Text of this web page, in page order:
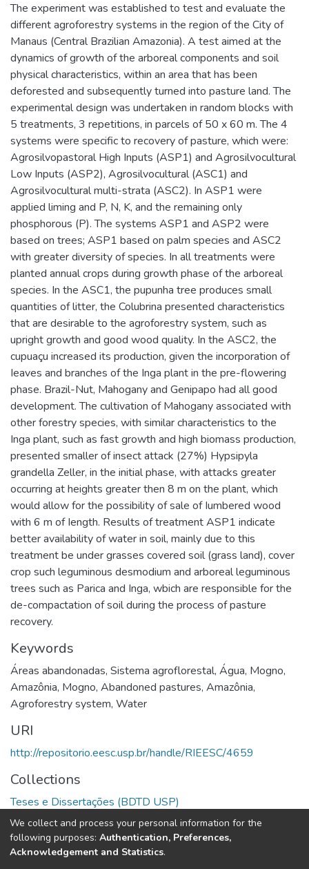
The experiment was established to test and evaluate the
different agroforestry systems in the region of the City of
Manaus (Central Brazilian Amazonia). A test aimed at the
dynamics of growth of the arboreal components and soil
physical characteristics, within an area that has been
deforested and subsequently turned into pasture land. The
experimental design was undertaken in random blocks with
5 treatments, 3 repetitions, in parcels of 50 x 60 m. The 4
systems were specific to recovery of pasture, which were:
Agrosilvopastoral High Inputs (ASP1) and Agrosilvocultural
Low Inputs (ASP2), Agrosilvocultural (ASC1) and
Agrosilvocultural multi-strata (ASC2). In ASP1 were
applied liming and P, N, K, and the remaining only
phosphorous (P). The systems ASP1 and ASP2 were
based on trees; ASP1 based on palm species and ASC2
with greater diversity of species. In all treatments were
planted annual crops during growth phase of the arboreal
species. In the ASC1, the pupunha tree produces small
quantities of litter, the Colubrina presented characteristics
that are desirable to the agroforestry system, such as
upright growth and good wood quality. In the ASC2, the
cupuaçu increased its production, given the incorporation of
Ieaves and branches of the Inga plant in the pre-flowering
phase. Brazil-Nut, Mahogany and Genipapo had all good
development. The cultivation of Mahogany associated with
other forestry species, with similar characteristics to the
Inga plant, such as fast growth and high biomass production,
presented smaller of insect attack (27%) Hypsipyla
grandella Zeller, in the initial phase, with attacks greater
occurring at heights greater then 8 m on the plant, which
would allow for the possibility of sale of Iumbered wood
with 6 m of Iength. Results of treatment ASP1 indicate
better availability of water in soil, mainly due to this
treatment be under grasses covered soil (grass land), cover
crop such leguminous desmodium and arboreal leguminous
trees such as Parica and Inga, wbich are responsible for the
de-compactation of soil during the process of pasture
recovery.
Keywords
Áreas abandonadas, Sistema agroflorestal, Água, Mogno,
Amazônia, Mogno, Abandoned pastures, Amazônia,
Agroforestry system, Water
URI
http://repositorio.eesc.usp.br/handle/RIEESC/4659
Collections
Teses e Dissertações (BDTD USP)
Full item page
We collect and process your personal information for the
following purposes: Authentication, Preferences,
Acknowledgement and Statistics.